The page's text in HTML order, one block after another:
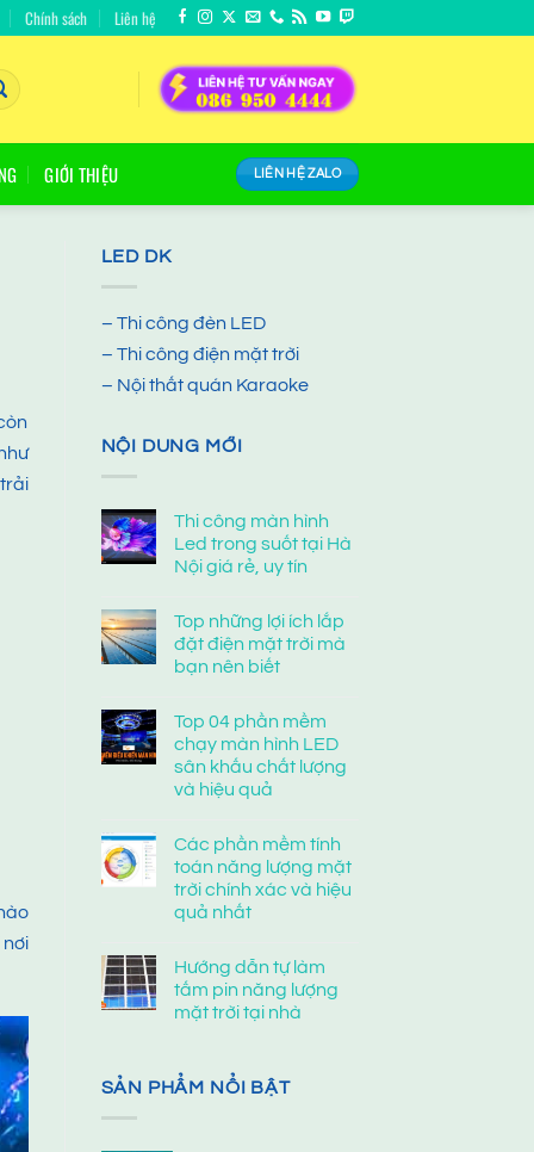
Chính sách Liên hệ
GIỚI THIỆU LIÊN HỆ ZALO
LED DK
– Thi công đèn LED
– Thi công điện mặt trời
– Nội thất quán Karaoke
NỘI DUNG MỚI
Thi công màn hình
Led trong suốt tại Hà
Nội giá rẻ, uy tín
Top những lợi ích lắp
đặt điện mặt trời mà
bạn nên biết
Top 04 phần mềm
chạy màn hình LED
sân khấu chất lượng
và hiệu quả
Các phần mềm tính
toán năng lượng mặt
trời chính xác và hiệu
quả nhất
Hướng dẫn tự làm
tấm pin năng lượng
mặt trời tại nhà
SẢN PHẨM NỔI BẬT